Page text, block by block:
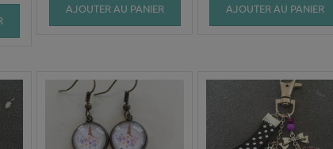
AJOUTER AU PANIER AJOUTER AU PANIER